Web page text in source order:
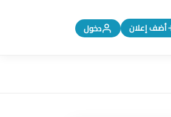
إلى الإنجليزية
أضف إعلان دخول